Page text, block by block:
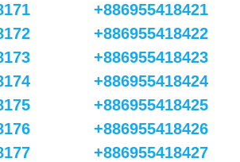
+886955418421
+886955418422
+886955418423
+886955418424
+886955418425
+886955418426
+886955418427